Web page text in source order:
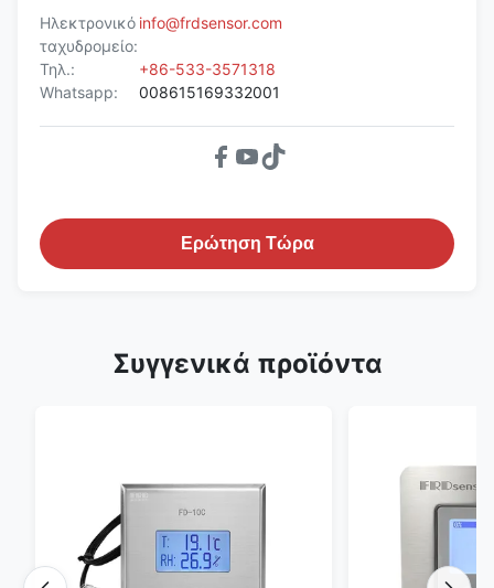
Ηλεκτρονικό
ταχυδρομείο:
info@frdsensor.com
Τηλ.:
+86-533-3571318
Whatsapp:
008615169332001
Ερώτηση Τώρα
Συγγενικά προϊόντα